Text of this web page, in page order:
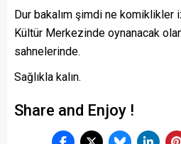
Dur bakalım şimdi ne
Kültür Merkezinde oynanacak
sahnelerinde.
Sağlıkla kalın.
Share and Enjoy !